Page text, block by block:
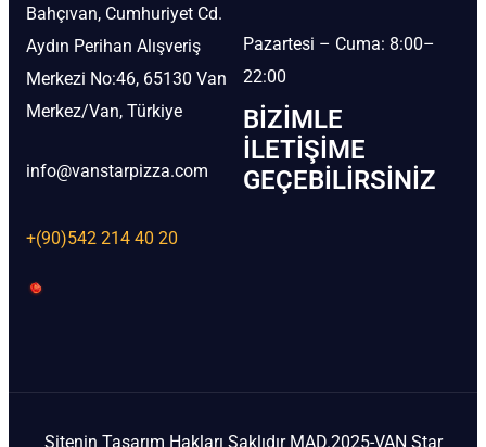
Bahçıvan, Cumhuriyet Cd.
Aydın Perihan Alışveriş
Merkezi No:46, 65130 Van
Merkez/Van, Türkiye
info@vanstarpizza.com
+(90)542 214 40 20
Pazartesi – Cuma: 8:00–
22:00
BIZIMLE
İLETIŞIME
GEÇEBILIRSINIZ
Sitenin Tasarım Hakları Saklıdır MAD.2025-VAN Star